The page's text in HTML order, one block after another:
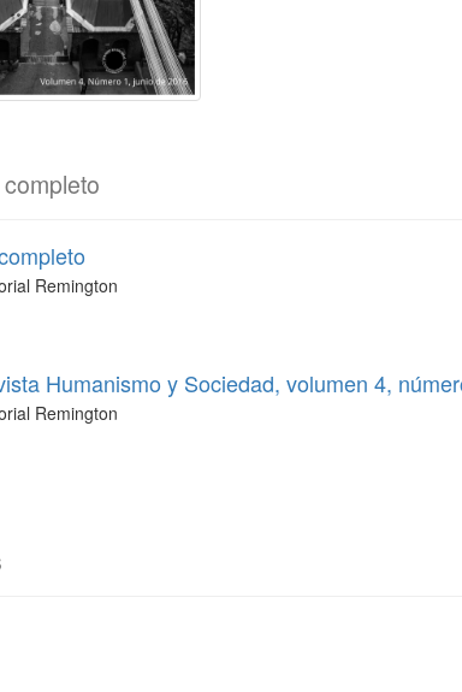
Remington
Humanismo y Sociedad, volumen 4,
Remington